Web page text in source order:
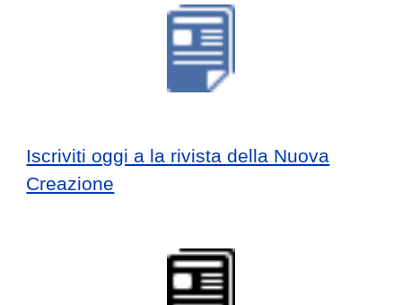
Iscriviti oggi a la rivista della Nuova
Creazione